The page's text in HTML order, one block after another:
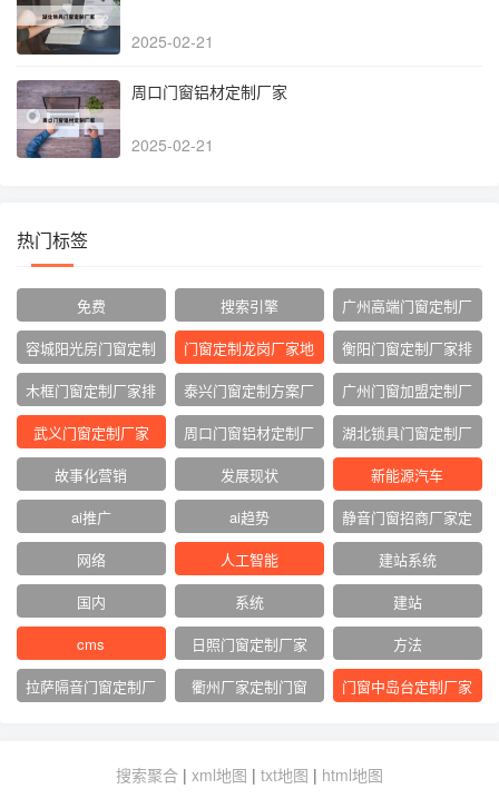
2025-02-21
周口门窗铝材定制厂家
2025-02-21
热门标签
免费 搜索引擎
广州高端门窗定制厂
家
容城阳光房门窗定制
厂家
门窗定制龙岗厂家地
址
衡阳门窗定制厂家排
名
木框门窗定制厂家排
名
泰兴门窗定制方案厂
家
广州门窗加盟定制厂
家
武义门窗定制厂家
周口门窗铝材定制厂
家
湖北锁具门窗定制厂
家
故事化营销 发展现状
新能源汽车
ai推广
ai趋势
静音门窗招商厂家定
制
网络‌ 人工智能
建站系统
国内
系统
建站
cms
日照门窗定制厂家
方法
拉萨隔音门窗定制厂
衢州厂家定制门窗 门窗中岛台定制厂家
搜索聚合 | xml地图 | txt地图 | html地图